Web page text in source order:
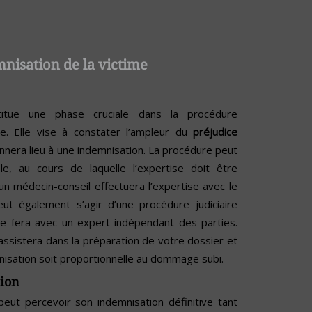
de la victime
une phase cruciale dans la procédure
Elle vise à constater l’ampleur du préjudice
lieu à une indemnisation. La procédure peut
au cours de laquelle l’expertise doit être
médecin-conseil effectuera l’expertise avec le
également s’agir d’une procédure judiciaire
fera avec un expert indépendant des parties.
dans la préparation de votre dossier et
soit proportionnelle au dommage subi.
percevoir son indemnisation définitive tant